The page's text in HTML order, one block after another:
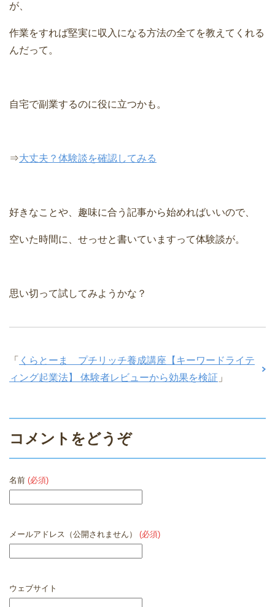
が、
作業をすれば堅実に収入になる方法の全てを教えてくれる
んだって。
自宅で副業するのに役に立つかも。
⇒大丈夫？体験談を確認してみる
好きなことや、趣味に合う記事から始めればいいので、
空いた時間に、せっせと書いていますって体験談が。
思い切って試してみようかな？
「 くらとーま プチリッチ養成講座【キーワードライテ
ィング起業法】 体験者レビューから効果を検証 」
コメントをどうぞ
名前 (必須)
メールアドレス（公開されません） (必須)
ウェブサイト